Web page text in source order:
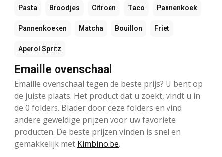
Pasta Broodjes Citroen Taco Pannenkoek
Pannenkoeken Matcha Bouillon Friet
Aperol Spritz
Emaille ovenschaal
Emaille ovenschaal tegen de beste prijs? U bent op
de juiste plaats. Het product dat u zoekt, vindt u in
de 0 folders. Blader door deze folders en vind
andere geweldige prijzen voor uw favoriete
producten. De beste prijzen vinden is snel en
gemakkelijk met Kimbino.be.